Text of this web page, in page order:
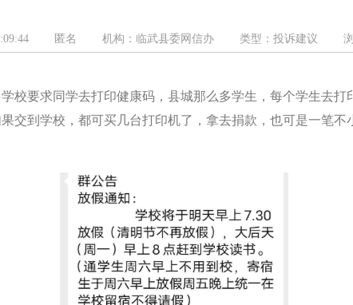
15:09:44 匿名 机构：临武县委网信办 类型：投诉建议 浏
校要求同学去打印健康码，县城那么多学生，每个学生去
交到学校，都可买几台打印机了，拿去捐款，也可是一笔不